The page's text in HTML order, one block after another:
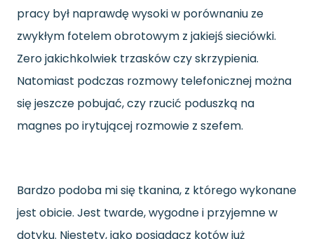
pracy był naprawdę wysoki w porównaniu ze
zwykłym fotelem obrotowym z jakiejś sieciówki.
Zero jakichkolwiek trzasków czy skrzypienia.
Natomiast podczas rozmowy telefonicznej można
się jeszcze pobujać, czy rzucić poduszką na
magnes po irytującej rozmowie z szefem.
Bardzo podoba mi się tkanina, z którego wykonane
jest obicie. Jest twarde, wygodne i przyjemne w
dotyku. Niestety, jako posiadacz kotów już